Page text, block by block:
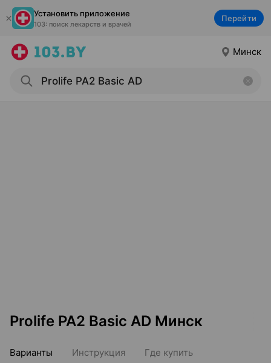
Установить приложение
103: поиск лекарств и врачей
Перейти
Минск
Prolife PA2 Basic AD Минск
Варианты Инструкция Где купить